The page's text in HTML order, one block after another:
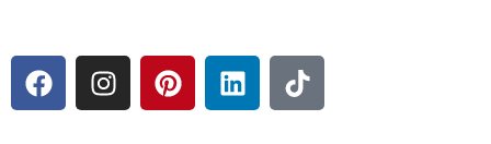
F
A
C
I
N
S
P
I
N
L
I
N
T
I
K